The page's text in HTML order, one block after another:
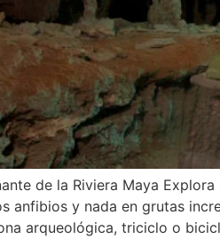
de la Riviera Maya
anfibios y nada en grutas
arqueológica, triciclo o